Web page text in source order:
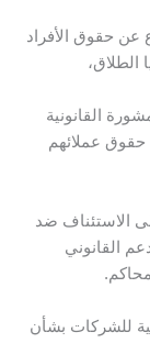
عن حقوق الأفراد
الطلاق،
القانونية
حقوق عملائهم
الاستئناف ضد
القانوني
للشركات بشأن